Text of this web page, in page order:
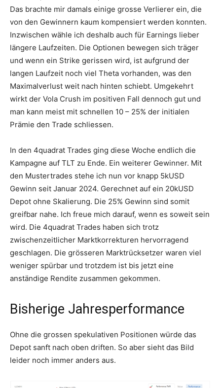
Das brachte mir damals einige grosse Verlierer ein, die
von den Gewinnern kaum kompensiert werden konnten.
Inzwischen wähle ich deshalb auch für Earnings lieber
längere Laufzeiten. Die Optionen bewegen sich träger
und wenn ein Strike gerissen wird, ist aufgrund der
langen Laufzeit noch viel Theta vorhanden, was den
Maximalverlust weit nach hinten schiebt. Umgekehrt
wirkt der Vola Crush im positiven Fall dennoch gut und
man kann meist mit schnellen 10 – 25% der initialen
Prämie den Trade schliessen.
In den 4quadrat Trades ging diese Woche endlich die
Kampagne auf TLT zu Ende. Ein weiterer Gewinner. Mit
den Mustertrades stehe ich nun vor knapp 5kUSD
Gewinn seit Januar 2024. Gerechnet auf ein 20kUSD
Depot ohne Skalierung. Die 25% Gewinn sind somit
greifbar nahe. Ich freue mich darauf, wenn es soweit sein
wird. Die 4quadrat Trades haben sich trotz
zwischenzeitlicher Marktkorrekturen hervorragend
geschlagen. Die grösseren Marktrücksetzer waren viel
weniger spürbar und trotzdem ist bis jetzt eine
anständige Rendite zusammen gekommen.
Bisherige Jahresperformance
Ohne die grossen spekulativen Positionen würde das
Depot sanft nach oben driften. So aber sieht das Bild
leider noch immer anders aus.